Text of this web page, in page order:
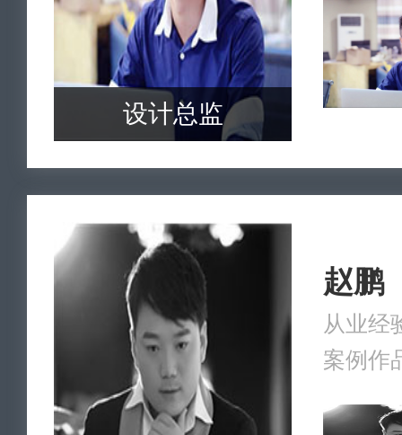
设计总监
赵鹏
从业经
案例作